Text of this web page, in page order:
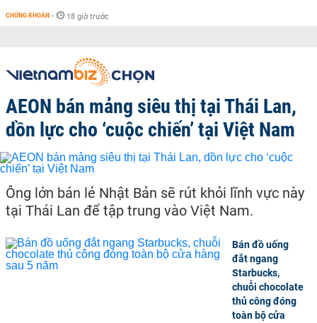
CHỨNG KHOÁN - 18 giờ trước
AEON bán mảng siêu thị tại Thái Lan,
dồn lực cho ‘cuộc chiến’ tại Việt Nam
Ông lớn bán lẻ Nhật Bản sẽ rút khỏi lĩnh vực này
tại Thái Lan để tập trung vào Việt Nam.
Bán đồ uống
đắt ngang
Starbucks,
chuỗi chocolate
thủ công đóng
toàn bộ cửa